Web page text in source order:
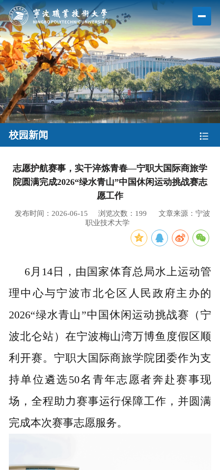
校园新闻
志愿护航赛事，实干淬炼青春—宁职大国际商旅学
院圆满完成2026“绿水青山”中国休闲运动挑战赛志
愿工作
发布时间：2026-06-15 浏览次数： 199
文章来源：宁波
职业技术大学
6月14日 ，由国家体育总局水上运动管
理中心与宁波市北仑区人民政府主办的
2026“绿水青山”中国休闲运动挑战赛 （宁
波北仑站）在宁波梅山湾万博鱼度假区顺
利开赛。 宁职大 国际商旅学院团委作为支
持单位遴选50名青年志愿者奔赴赛事现
场，全程助力赛事运行保障工作， 并 圆满
完成本次赛事志愿服务。